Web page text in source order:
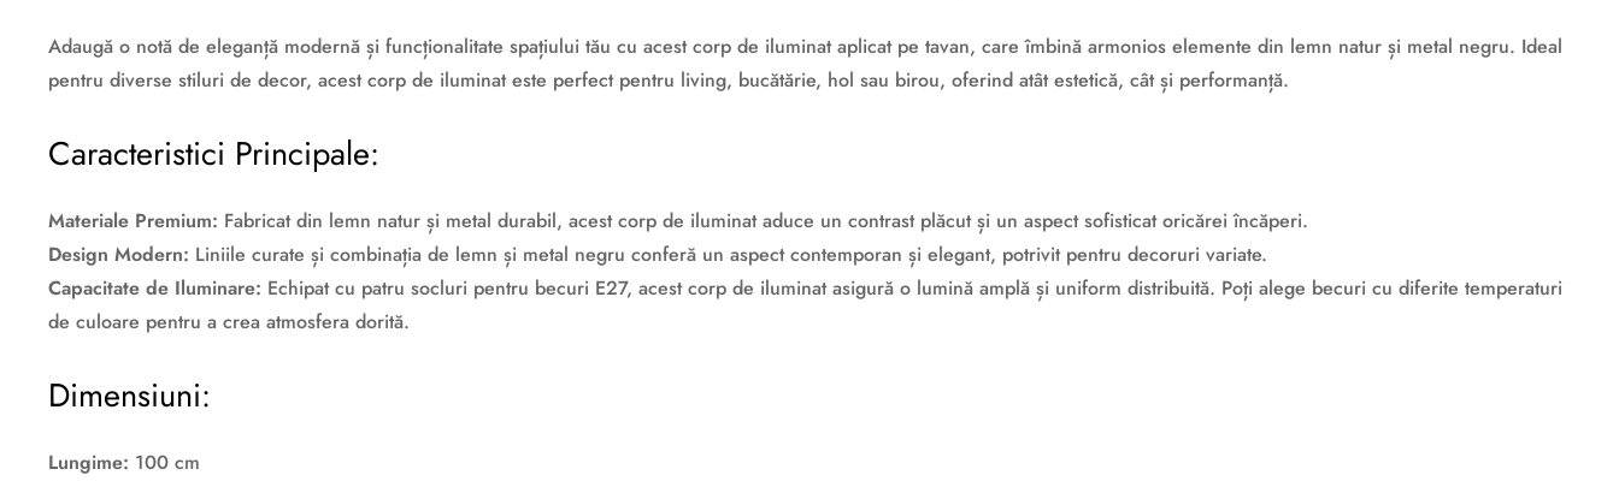
Adaugă o notă de eleganță modernă și funcționalitate spațiului tău cu acest corp de iluminat aplicat pe tavan, care îmbină armonios elemente din lemn natur și metal negru. Ideal
pentru diverse stiluri de decor, acest corp de iluminat este perfect pentru living, bucătărie, hol sau birou, oferind atât estetică, cât și performanță.
Caracteristici Principale:
Materiale Premium: Fabricat din lemn natur și metal durabil, acest corp de iluminat aduce un contrast plăcut și un aspect sofisticat oricărei încăperi.
Design Modern: Liniile curate și combinația de lemn și metal negru conferă un aspect contemporan și elegant, potrivit pentru decoruri variate.
Capacitate de Iluminare: Echipat cu patru socluri pentru becuri E27, acest corp de iluminat asigură o lumină amplă și uniform distribuită. Poți alege becuri cu diferite temperaturi
de culoare pentru a crea atmosfera dorită.
Dimensiuni:
Lungime: 100 cm